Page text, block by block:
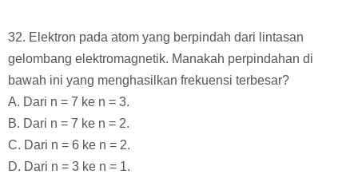
32. Elektron pada atom yang berpindah dari lintasan
gelombang elektromagnetik. Manakah perpindahan di
bawah ini yang menghasilkan frekuensi terbesar?
A. Dari n = 7 ke n = 3.
B. Dari n = 7 ke n = 2.
C. Dari n = 6 ke n = 2.
D. Dari n = 3 ke n = 1.